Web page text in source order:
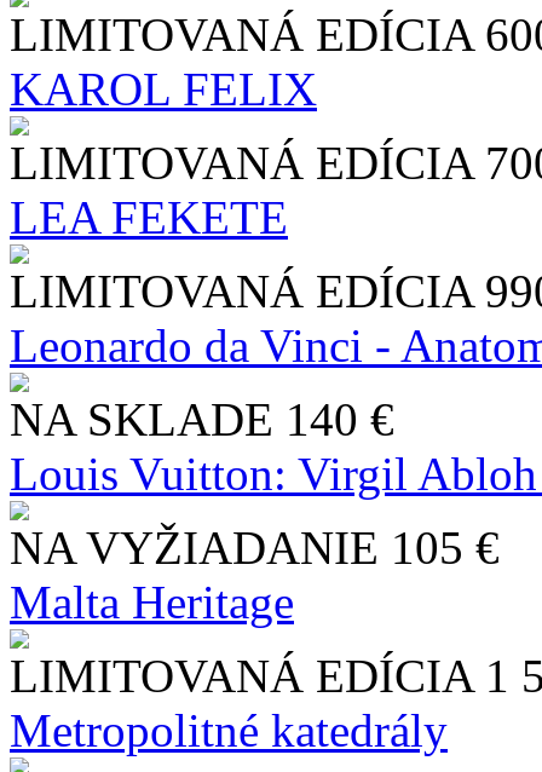
LIMITOVANÁ EDÍCIA
KAROL FELIX
LIMITOVANÁ EDÍCIA
LEA FEKETE
LIMITOVANÁ EDÍCIA
Leonardo da Vinci -
NA SKLADE 140 €
Louis Vuitton: Virgil
NA VYŽIADANIE 105 €
Malta Heritage
LIMITOVANÁ EDÍCIA 1
Metropolitné katedrály